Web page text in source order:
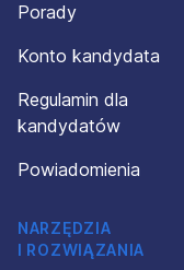
Porady
Konto kandydata
Regulamin dla
kandydatów
Powiadomienia
NARZĘDZIA
I ROZWIĄZANIA